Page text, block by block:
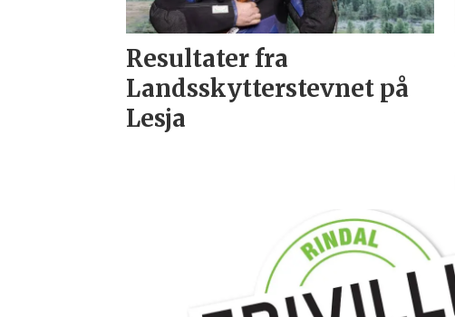
Resultater fra
Landsskytterstevnet på
Lesja